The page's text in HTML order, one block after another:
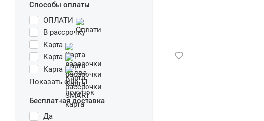
Способы оплаты
ОПЛАТИ
В рассрочку
Карта
Карта
Карта
Показать еще 11
Бесплатная доставка
Да